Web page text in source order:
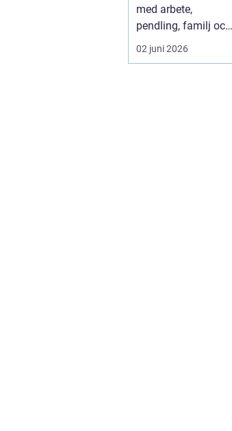
med arbete,
pendling, familj och
fritidsintressen som
ska få pl...
02 juni 2026